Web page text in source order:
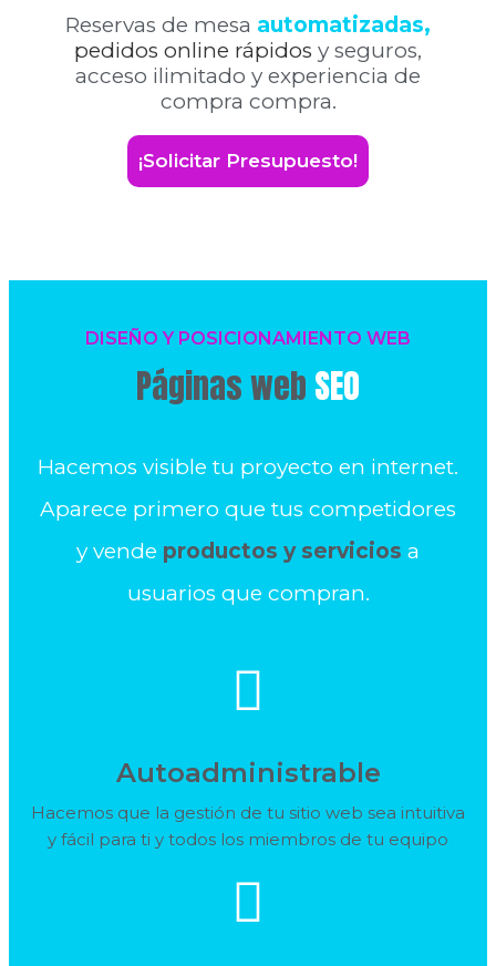
Reservas de mesa automatizadas,
pedidos online rápidos y seguros,
acceso ilimitado y experiencia de
compra compra.
¡Solicitar Presupuesto!
DISEÑO Y POSICIONAMIENTO WEB
Páginas web SEO
Hacemos visible tu proyecto en internet.
Aparece primero que tus competidores
y vende productos y servicios a
usuarios que compran.
Autoadministrable
Hacemos que la gestión de tu sitio web sea intuitiva
y fácil para ti y todos los miembros de tu equipo